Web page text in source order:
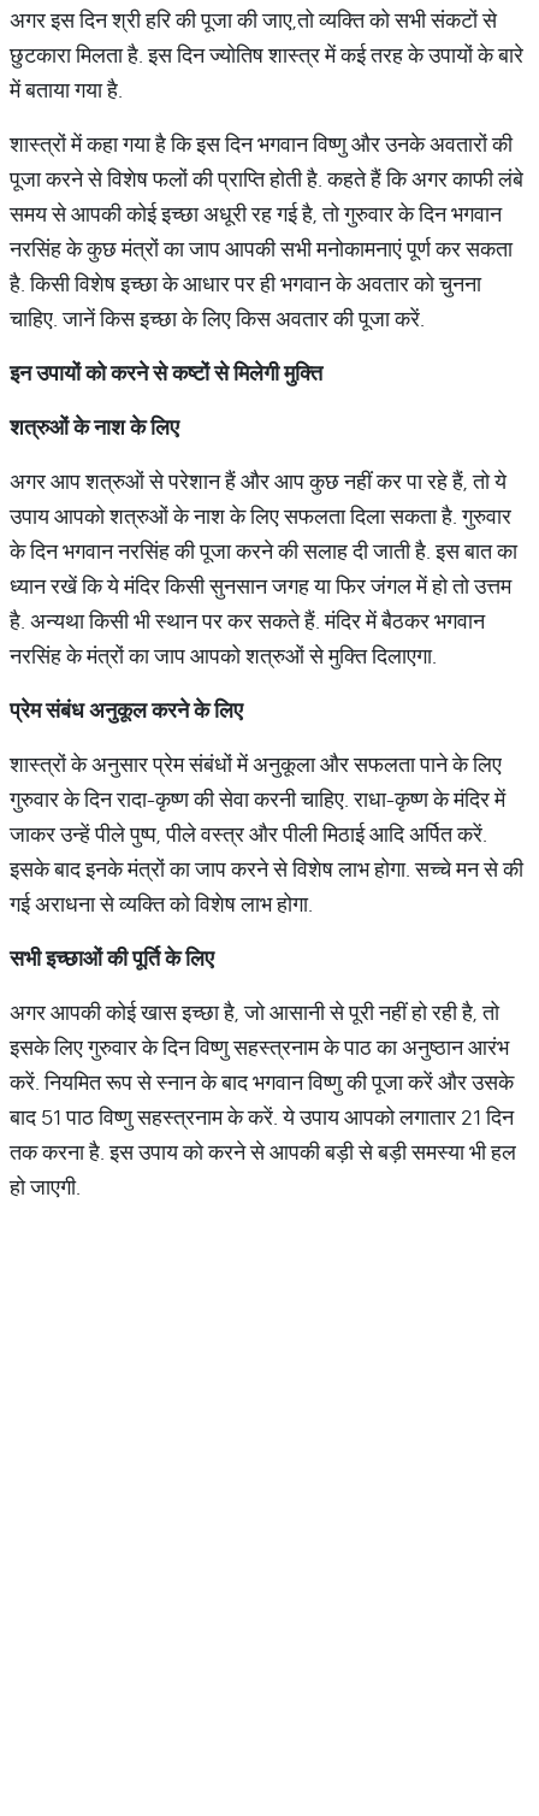
अगर इस दिन श्री हरि की पूजा की जाए,तो व्यक्ति को सभी संकटों से
छुटकारा मिलता है. इस दिन ज्योतिष शास्त्र में कई तरह के उपायों के बारे
में बताया गया है.
शास्त्रों में कहा गया है कि इस दिन भगवान विष्णु और उनके अवतारों की
पूजा करने से विशेष फलों की प्राप्ति होती है. कहते हैं कि अगर काफी लंबे
समय से आपकी कोई इच्छा अधूरी रह गई है, तो गुरुवार के दिन भगवान
नरसिंह के कुछ मंत्रों का जाप आपकी सभी मनोकामनाएं पूर्ण कर सकता
है. किसी विशेष इच्छा के आधार पर ही भगवान के अवतार को चुनना
चाहिए. जानें किस इच्छा के लिए किस अवतार की पूजा करें.
इनउपायोंकोकरनेसेकष्टोंसेमिलेगीमुक्ति
शत्रुओंकेनाशकेलिए
अगर आप शत्रुओं से परेशान हैं और आप कुछ नहीं कर पा रहे हैं, तो ये
उपाय आपको शत्रुओं के नाश के लिए सफलता दिला सकता है. गुरुवार
के दिन भगवान नरसिंह की पूजा करने की सलाह दी जाती है. इस बात का
ध्यान रखें कि ये मंदिर किसी सुनसान जगह या फिर जंगल में हो तो उत्तम
है. अन्यथा किसी भी स्थान पर कर सकते हैं. मंदिर में बैठकर भगवान
नरसिंह के मंत्रों का जाप आपको शत्रुओं से मुक्ति दिलाएगा.
प्रेमसंबंधअनुकूलकरनेकेलिए
शास्त्रों के अनुसार प्रेम संबंधों में अनुकूला और सफलता पाने के लिए
गुरुवार के दिन रादा-कृष्ण की सेवा करनी चाहिए. राधा-कृष्ण के मंदिर में
जाकर उन्हें पीले पुष्प, पीले वस्त्र और पीली मिठाई आदि अर्पित करें.
इसके बाद इनके मंत्रों का जाप करने से विशेष लाभ होगा. सच्चे मन से की
गई अराधना से व्यक्ति को विशेष लाभ होगा.
सभीइच्छाओंकीपूर्तिकेलिए
अगर आपकी कोई खास इच्छा है, जो आसानी से पूरी नहीं हो रही है, तो
इसके लिए गुरुवार के दिन विष्णु सहस्त्रनाम के पाठ का अनुष्ठान आरंभ
करें. नियमित रूप से स्नान के बाद भगवान विष्णु की पूजा करें और उसके
बाद 51 पाठ विष्णु सहस्त्रनाम के करें. ये उपाय आपको लगातार 21 दिन
तक करना है. इस उपाय को करने से आपकी बड़ी से बड़ी समस्या भी हल
हो जाएगी.